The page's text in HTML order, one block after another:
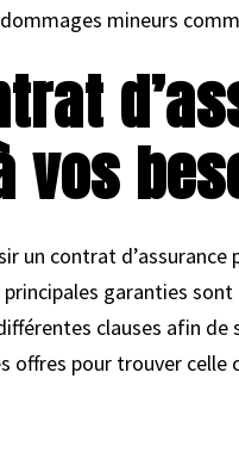
mineurs
vos
un contrat
garanties
clauses afin
offres pour trouver celle